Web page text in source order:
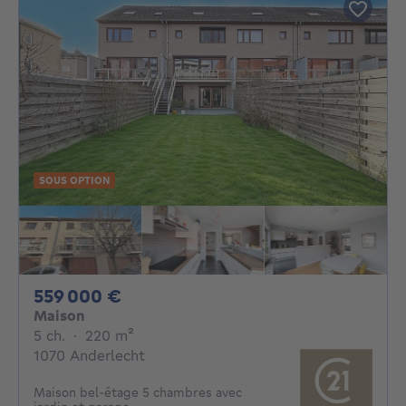
SOUS OPTION
559 000 €
Maison
5 ch. 5 chambres
· 220 m²
1070 Anderlecht
Maison bel-étage 5 chambres avec